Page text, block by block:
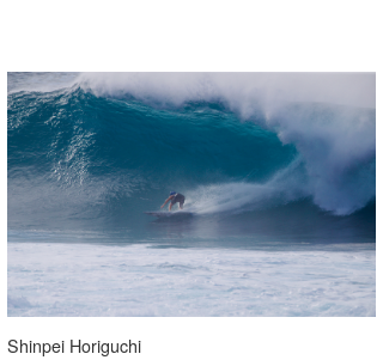
Shinpei Horiguchi